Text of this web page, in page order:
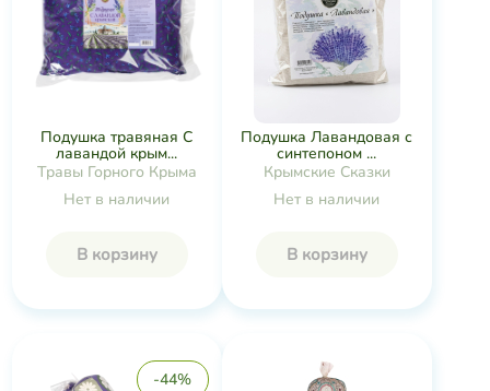
Подушка травяная С
лавандой крым...
Травы Горного Крыма
Нет в наличии
В корзину
Подушка Лавандовая с
синтепоном ...
Крымские Сказки
Нет в наличии
В корзину
-44%